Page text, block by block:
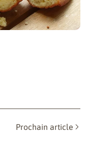
Prochain article